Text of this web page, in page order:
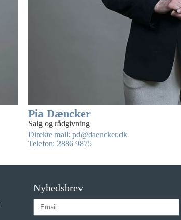
Pia Dæncker
Salg og rådgivning
Direkte mail: pd@daencker.dk
Telefon: 2886 9875
Nyhedsbrev